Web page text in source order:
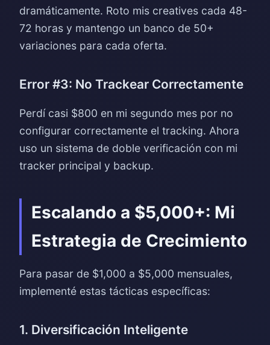
dramáticamente. Roto mis creatives cada 48-
72 horas y mantengo un banco de 50+
variaciones para cada oferta.
Error #3: No Trackear Correctamente
Perdí casi $800 en mi segundo mes por no
configurar correctamente el tracking. Ahora
uso un sistema de doble verificación con mi
tracker principal y backup.
Escalando a $5,000+: Mi
Estrategia de Crecimiento
Para pasar de $1,000 a $5,000 mensuales,
implementé estas tácticas específicas:
1. Diversificación Inteligente